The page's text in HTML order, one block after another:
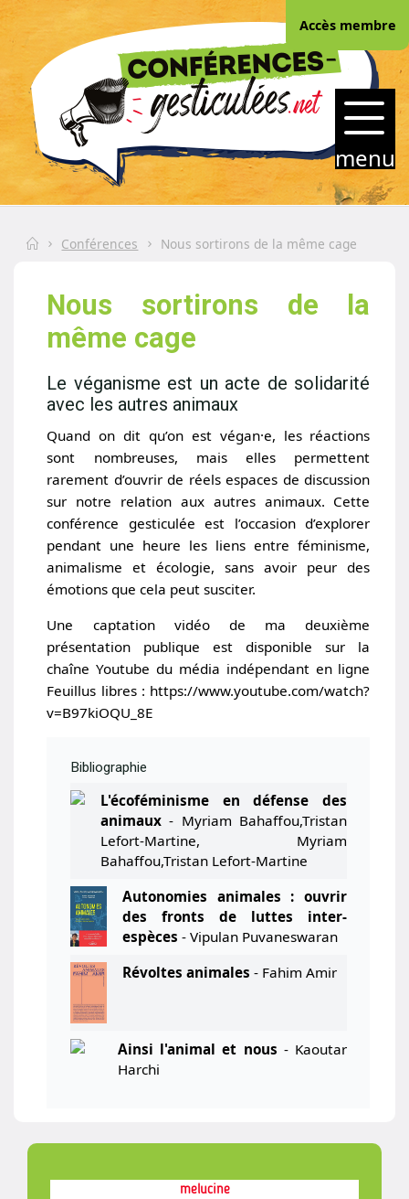
Skip
content
CONFERENCES-
GESTICULEES.NET
menu
Accès membre
HomeConférences Nous sortirons de la même cage
melucine
Nous sortirons de la
même cage
Le véganisme est un acte de solidarité
avec les autres animaux
Quand on dit qu’on est végan·e, les réactions
sont nombreuses, mais elles permettent
rarement d’ouvrir de réels espaces de discussion
sur notre relation aux autres animaux. Cette
conférence gesticulée est l’occasion d’explorer
pendant une heure les liens entre féminisme,
animalisme et écologie, sans avoir peur des
émotions que cela peut susciter.
Une captation vidéo de ma deuxième
présentation publique est disponible sur la
chaîne Youtube du média indépendant en ligne
Feuillus libres : https://www.youtube.com/watch?
v=B97kiOQU_8E
Bibliographie
L'écoféminisme en défense des
animaux- Myriam Bahaffou,Tristan
Lefort-Martine, Myriam
Bahaffou,Tristan Lefort-Martine
Autonomies animales : ouvrir
des fronts de luttes inter-
espèces - Vipulan Puvaneswaran
Révoltes animales - Fahim Amir
Ainsi l'animal et nous - Kaoutar
Harchi